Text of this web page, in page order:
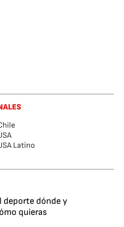
Latino
deporte dónde y
quieras